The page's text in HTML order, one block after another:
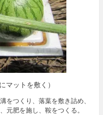
マットを敷く）
をつくり、落葉を敷き詰め、
元肥を施し、鞍をつくる。